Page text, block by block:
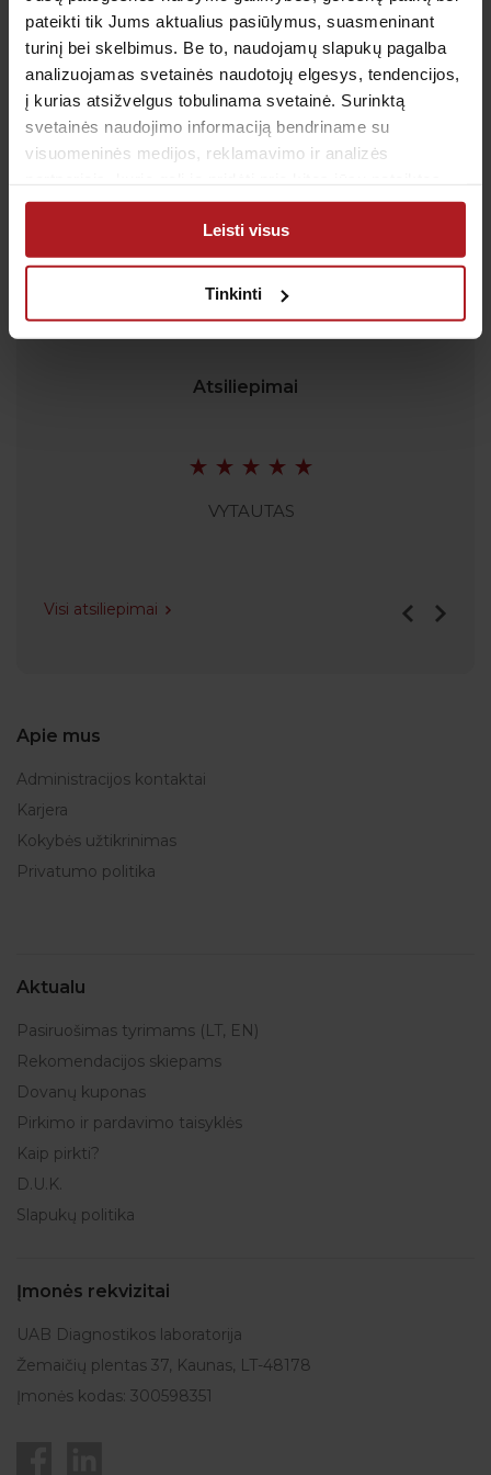
pateikti tik Jums aktualius pasiūlymus, suasmeninant
turinį bei skelbimus. Be to, naudojamų slapukų pagalba
analizuojamas svetainės naudotojų elgesys, tendencijos,
į kurias atsižvelgus tobulinama svetainė. Surinktą
svetainės naudojimo informaciją bendriname su
visuomeninės medijos, reklamavimo ir analizės
arba naudojant paslaugas surinktos informacijos.
Leisti visus
Tinkinti
Tel.: (iš užsienio)00-370-37-245330
Skambučiai į klientų aptarnavimo centro numerį
apmokestinami pagal Jūsų ryšio operatoriaus
taikomą tarifą.
El. paštas:pagalba@anteja.lt
I-V 7:00 – 19:00
VI 09:00 – 13:00
VII: Nedirbame
Atsiliepimai
VYTAUTAS
Visi atsiliepimai
Apie mus
Administracijos kontaktai
Karjera
Kokybės užtikrinimas
Privatumo politika
Aktualu
Pasiruošimas tyrimams (LT, EN)
Rekomendacijos skiepams
Dovanų kuponas
Pirkimo ir pardavimo taisyklės
Kaip pirkti?
D.U.K.
Slapukų politika
Įmonės rekvizitai
UAB Diagnostikos laboratorija
Žemaičių plentas 37, Kaunas, LT-48178
Įmonės kodas: 300598351